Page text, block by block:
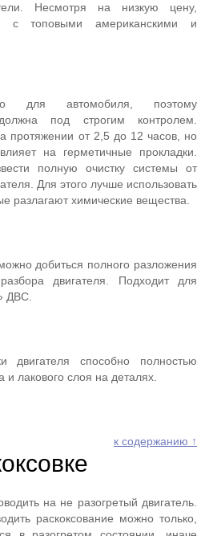
Несмотря на низкую цену,
с топовыми американскими и
для автомобиля, поэтому
под строгим контролем.
протяжении от 2,5 до 12 часов, но
на герметичные прокладки.
полную очистку системы от
Для этого лучше использовать
разлагают химические вещества.
добиться полного разложения
двигателя. Подходит для
ДВС.
двигателя способно полностью
лакового слоя на деталях.
к содержанию ↑
на не разогретый двигатель.
раскоксование можно только,